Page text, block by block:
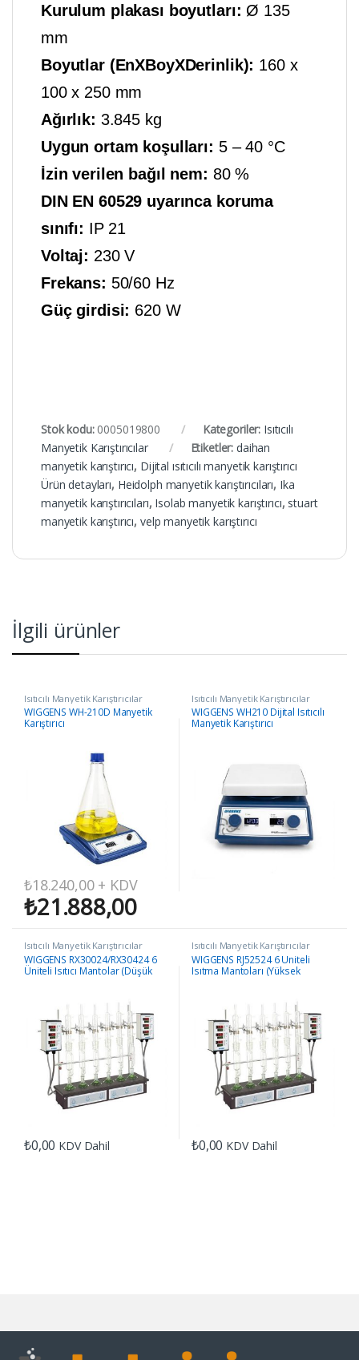
Kurulum plakası boyutları: Ø 135
mm
Boyutlar (EnXBoyXDerinlik): 160 x
100 x 250 mm
Ağırlık: 3.845 kg
Uygun ortam koşulları: 5 – 40 °C
İzin verilen bağıl nem: 80 %
DIN EN 60529 uyarınca koruma
sınıfı: IP 21
Voltaj: 230 V
Frekans: 50/60 Hz
Güç girdisi: 620 W
Stok kodu: 0005019800 Kategoriler: Isıtıcılı
Manyetik Karıştırıcılar
Etiketler: daihan
manyetik karıştırıcı, Dijital ısıtıcılı manyetik karıştırıcı
Ürün detayları, Heidolph manyetik karıştırıcıları, Ika
manyetik karıştırıcıları, Isolab manyetik karıştırıcı, stuart
manyetik karıştırıcı, velp manyetik karıştırıcı
İlgili ürünler
Isıtıcılı Manyetik Karıştırıcılar
WIGGENS WH-210D Manyetik
Karıştırıcı
₺18.240,00+ KDV
₺21.888,00
Isıtıcılı Manyetik Karıştırıcılar
WIGGENS WH210 Dijital Isıtıcılı
Manyetik Karıştırıcı
Isıtıcılı Manyetik Karıştırıcılar
WIGGENS RX30024/RX30424 6
Üniteli Isıtıcı Mantolar (Düşük
₺0,00 KDV Dahil
Isıtıcılı Manyetik Karıştırıcılar
WIGGENS RJ52524 6 Üniteli
Isıtma Mantoları (Yüksek
₺0,00 KDV Dahil